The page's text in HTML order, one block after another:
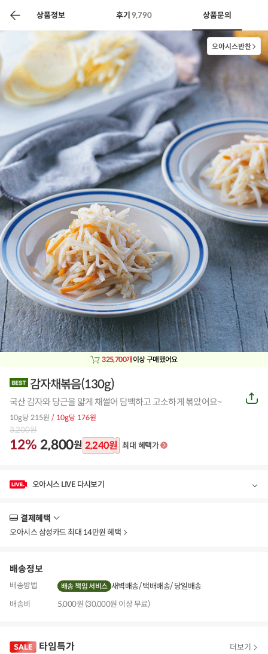
상품정보 후기 9,790 상품문의
농축산물할인 찬들마루 주문/배송 고객센터
오아시스반찬
325,700개이상 구매했어요
감자채볶음(130g)
국산 감자와 당근을 얇게 채썰어 담백하고 고소하게 볶았어요~
10g당 215원 / 10g당 176원
3,200원
12% 2,800원 2,240원 최대 혜택가
공
유
오아시스 LIVE 다시보기
결제혜택
보
오아시스 삼성카드 최대 14만원 혜택
배송정보
배송방법 배송 책임 서비스 새벽배송 택배배송 당일배송
배송비
5,000원 (30,000원 이상 무료)
타임특가 더보기